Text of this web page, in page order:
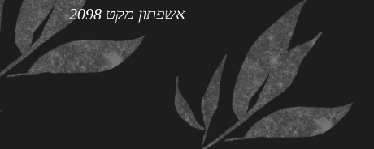
אשפתון מקט 2098